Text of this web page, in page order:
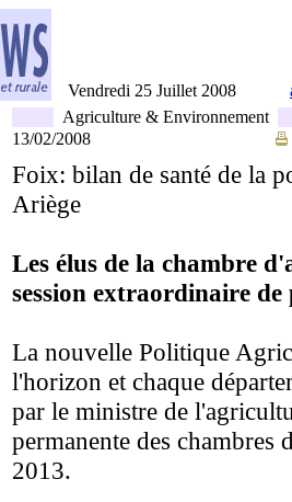
Vendredi 25 Juillet 2008
Agriculture & Environnement
13/02/2008
Foix: bilan de santé de la
Ariège
Les élus de la chambre
session extraordinaire de
La nouvelle Politique
l'horizon et chaque
par le ministre de
permanente des chambres
2013.